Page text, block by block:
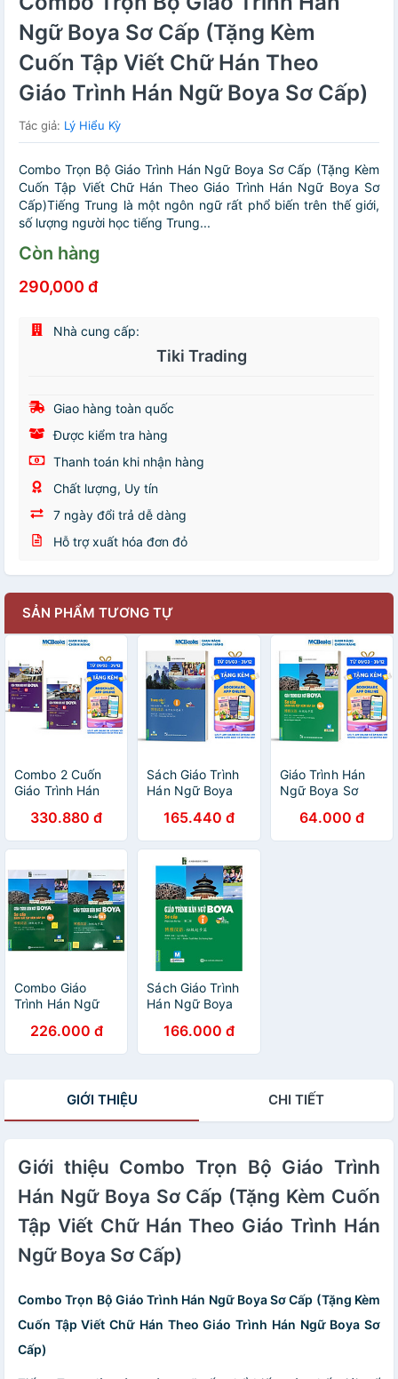
Ngữ Boya Sơ Cấp (Tặng Kèm
Cuốn Tập Viết Chữ Hán Theo
Giáo Trình Hán Ngữ Boya Sơ Cấp)
Tác giả: Lý Hiểu Kỳ
Combo Trọn Bộ Giáo Trình Hán Ngữ Boya Sơ Cấp (Tặng Kèm
Cuốn Tập Viết Chữ Hán Theo Giáo Trình Hán Ngữ Boya Sơ
Cấp)Tiếng Trung là một ngôn ngữ rất phổ biến trên thế giới,
số lượng người học tiếng Trung...
Còn hàng
290,000 đ
Nhà cung cấp:
Tiki Trading
Giao hàng toàn quốc
Được kiểm tra hàng
Thanh toán khi nhận hàng
Chất lượng, Uy tín
7 ngày đổi trả dễ dàng
Hỗ trợ xuất hóa đơn đỏ
SẢN PHẨM TƯƠNG TỰ
Combo 2 Cuốn
Giáo Trình Hán
Cấp II (Tập 1 +
tập 2) tặng kèm
bookmark
330.880 đ
Sách Giáo Trình
Hán Ngữ Boya
Tập 1
165.440 đ
Giáo Trình Hán
Ngữ Boya Sơ
Tập Kèm Đáp Án
Tập II
64.000 đ
Combo Giáo
Trình Hán Ngữ
Sách Bài Tập
Đáp Án (Tái Bản -
226.000 đ
Sách Giáo Trình
Hán Ngữ Boya
CD - Hoặc dùng
App)
166.000 đ
GIỚI THIỆU CHI TIẾT
Giới thiệu Combo Trọn Bộ Giáo Trình
Hán Ngữ Boya Sơ Cấp (Tặng Kèm Cuốn
Tập Viết Chữ Hán Theo Giáo Trình Hán
Ngữ Boya Sơ Cấp)
Combo Trọn Bộ Giáo Trình Hán Ngữ Boya Sơ Cấp (Tặng Kèm
Cuốn Tập Viết Chữ Hán Theo Giáo Trình Hán Ngữ Boya Sơ
Cấp)